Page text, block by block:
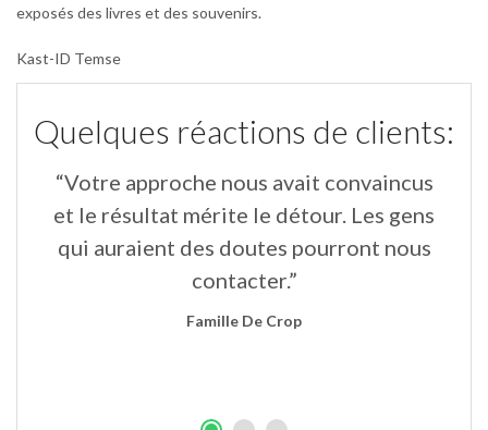
exposés des livres et des souvenirs.
Kast-ID Temse
Quelques réactions de clients:
“Votre approche nous avait convaincus
et le résultat mérite le détour. Les gens
qui auraient des doutes pourront nous
contacter.”
Famille De Crop